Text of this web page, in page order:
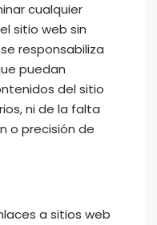
cualquier
sitio web sin
responsabiliza
puedan
del sitio
ni de la falta
o precisión de
a sitios web